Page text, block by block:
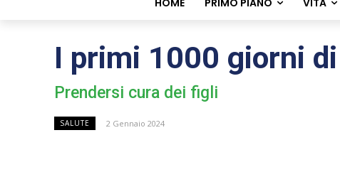
HOME PRIMO PIANO VITA
I primi 1000 giorni
Prendersi cura dei figli
SALUTE 2 Gennaio 2024